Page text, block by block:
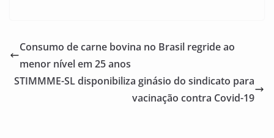
e
b
o
l e
Consumo de carne bovina no Brasil regride ao
menor nível em 25 anos
STIMMME-SL disponibiliza ginásio do sindicato para
vacinação contra Covid-19